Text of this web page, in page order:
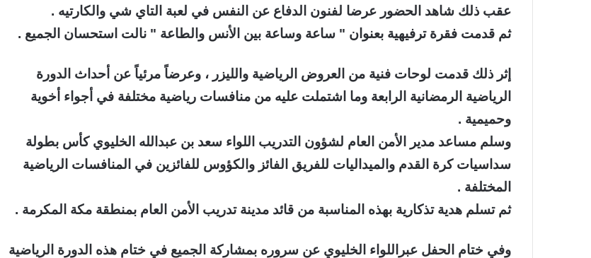
عقب ذلك شاهد الحضور عرضا لفنون الدفاع عن النفس في لعبة التاي شي والكارتيه .
ثم قدمت فقرة ترفيهية بعنوان " ساعة وساعة بين الأنس والطاعة " نالت استحسان الجميع .
إثر ذلك قدمت لوحات فنية من العروض الرياضية والليزر ، وعرضاً مرئياً عن أحداث الدورة
الرياضية الرمضانية الرابعة وما اشتملت عليه من منافسات رياضية مختلفة في أجواء أخوية
وحميمية .
وسلم مساعد مدير الأمن العام لشؤون التدريب اللواء سعد بن عبدالله الخليوي كأس بطولة
سداسيات كرة القدم والميداليات للفريق الفائز والكؤوس للفائزين في المنافسات الرياضية
المختلفة .
ثم تسلم هدية تذكارية بهذه المناسبة من قائد مدينة تدريب الأمن العام بمنطقة مكة المكرمة .
وفي ختام الحفل عبراللواء الخليوي عن سروره بمشاركة الجميع في ختام هذه الدورة الرياضية